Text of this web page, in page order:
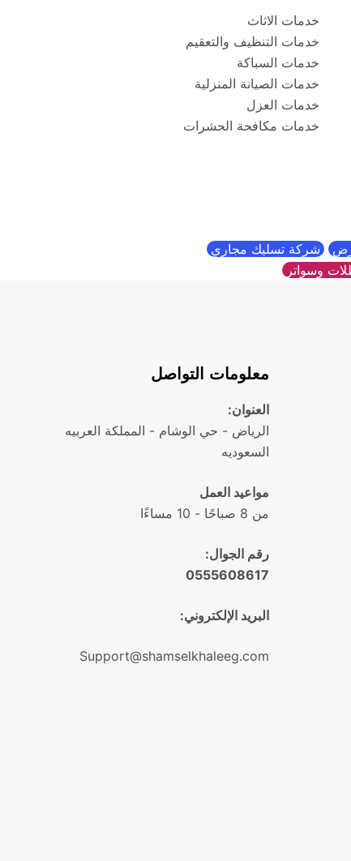
خدمات الاثاث
خدمات التنظيف والتعقيم
خدمات السباكة
خدمات الصيانة المنزلية
خدمات العزل
خدمات مكافحة الحشرات
شركة تسليك مجاري
وسواتر
معلومات التواصل
العنوان:
الرياض - حي الوشام - المملكة العربيه
السعوديه
مواعيد العمل
من 8 صباحًا - 10 مساءًا
رقم الجوال:
0555608617
البريد الإلكتروني:
Support@shamselkhaleeg.com